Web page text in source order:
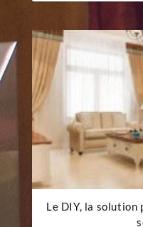
Le DIY, la solution